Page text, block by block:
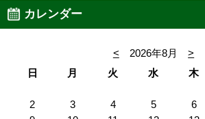
カレンダー
< 2026年8月
>
日
月 火 水 木
2
3 4 5 6